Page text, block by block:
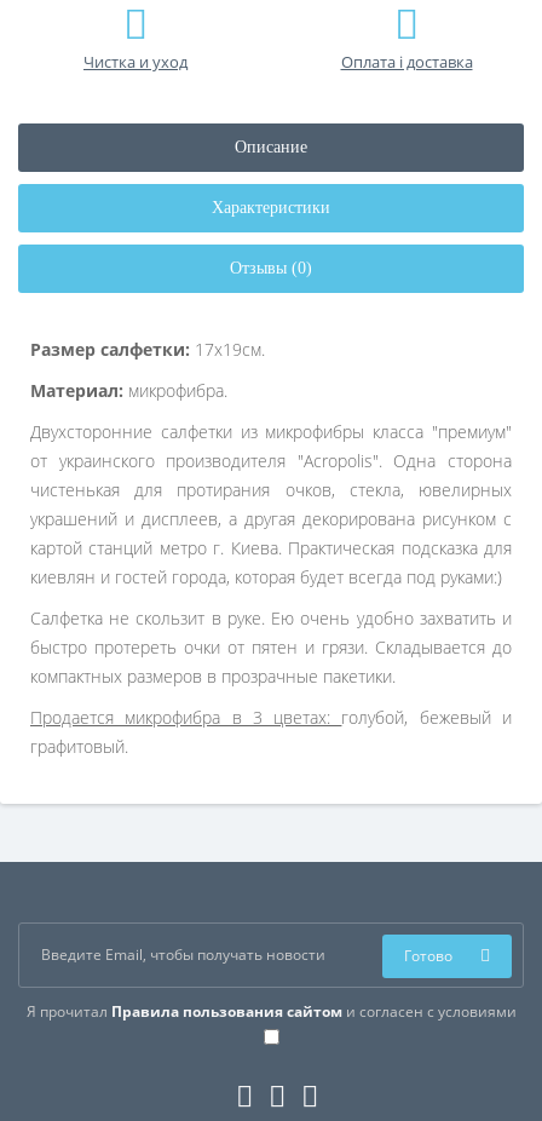
Чистка и уход Оплата і доставка
Описание
Характеристики
Отзывы (0)
Размер салфетки: 17х19см.
Материал: микрофибра.
Двухсторонние салфетки из микрофибры класса "премиум"
от украинского производителя "Acropolis". Одна сторона
чистенькая для протирания очков, стекла, ювелирных
украшений и дисплеев, а другая декорирована рисунком с
картой станций метро г. Киева. Практическая подсказка для
киевлян и гостей города, которая будет всегда под руками:)
Салфетка не скользит в руке. Ею очень удобно захватить и
быстро протереть очки от пятен и грязи. Складывается до
компактных размеров в прозрачные пакетики.
Продается микрофибра в 3 цветах: голубой, бежевый и
графитовый.
Я прочитал Правила пользования сайтоми согласен с условиями
Готово